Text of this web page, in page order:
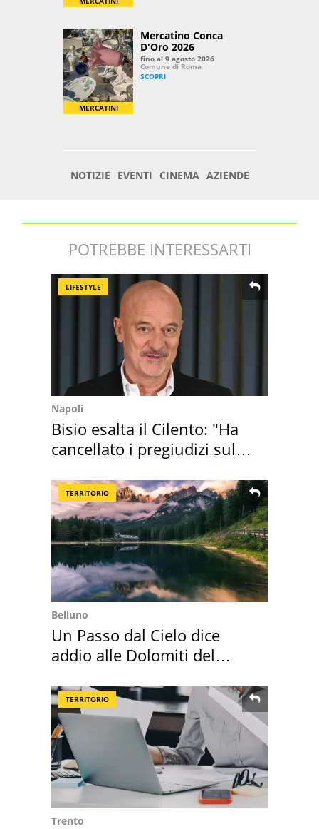
POTREBBE INTERESSARTI
LIFESTYLE
Napoli
Bisio esalta il Cilento: "Ha
cancellato i pregiudizi sul
TERRITORIO
Belluno
Un Passo dal Cielo dice
addio alle Dolomiti del
TERRITORIO
Trento